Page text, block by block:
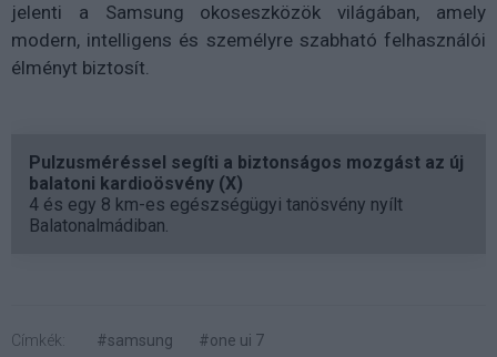
jelenti a Samsung okoseszközök világában, amely
modern, intelligens és személyre szabható felhasználói
élményt biztosít.
Pulzusméréssel segíti a biztonságos mozgást az új
balatoni kardioösvény (X)
4 és egy 8 km-es egészségügyi tanösvény nyílt
Balatonalmádiban.
Címkék: #samsung #one ui 7